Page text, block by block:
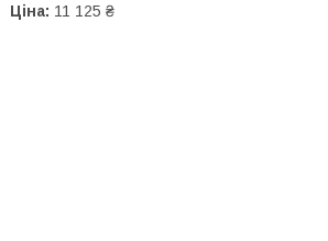
Ціна: 11 125 ₴